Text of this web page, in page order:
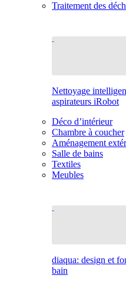
Traitement des
Nettoyage
aspirateurs iRobot
Déco d’intérieur
Chambre à coucher
Aménagement
Salle de bains
Textiles
Meubles
diaqua: design et
bain